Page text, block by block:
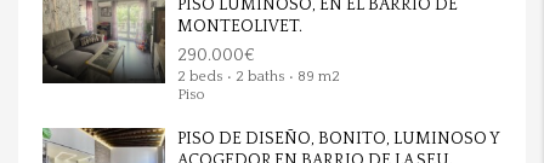
PISO LUMINOSO, EN EL BARRIO DE
MONTEOLIVET.
290.000€
2 beds • 2 baths • 89 m2
Piso
PISO DE DISEÑO, BONITO, LUMINOSO Y